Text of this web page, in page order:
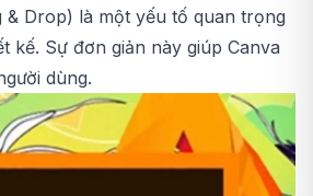
& Drop) là một yếu tố quan trọng
kế. Sự đơn giản này giúp Canva
dùng.